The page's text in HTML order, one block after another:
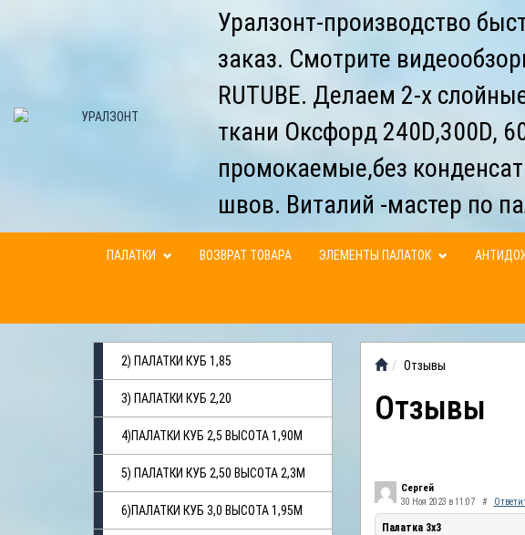
Уралзонт-производство
заказ. Смотрите
RUTUBE. Делаем 2-х
ткани Оксфорд 240D,300D,
промокаемые,без
швов. Виталий -мастер по
ПАЛАТКИ ВОЗВРАТ ТОВАРА ЭЛЕМЕНТЫ ПАЛАТОК
2) ПАЛАТКИ КУБ 1,85
3) ПАЛАТКИ КУБ 2,20
4)ПАЛАТКИ КУБ 2,5 ВЫСОТА 1,90М
5) ПАЛАТКИ КУБ 2,50 ВЫСОТА 2,3М
6)ПАЛАТКИ КУБ 3,0 ВЫСОТА 1,95М
Отзывы
Отзывы
Сергей
30 Ноя 2023 в 11:07 #
Палатка 3х3